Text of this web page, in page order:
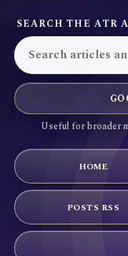
SEARCH THE ATR
Useful for broader
HOME
POSTS RSS